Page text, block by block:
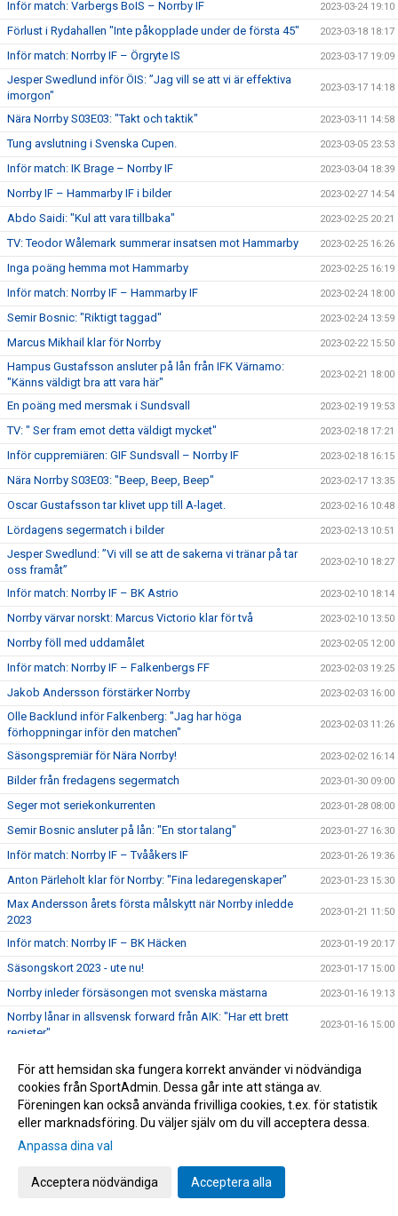
Inför match: Varbergs BoIS – Norrby IF 2023-03-24 19:10
Förlust i Rydahallen "Inte påkopplade under de första 45" 2023-03-18 18:17
Inför match: Norrby IF – Örgryte IS 2023-03-17 19:09
Jesper Swedlund inför ÖIS: ”Jag vill se att vi är effektiva
imorgon"
2023-03-17 14:18
Nära Norrby S03E03: "Takt och taktik" 2023-03-11 14:58
Tung avslutning i Svenska Cupen. 2023-03-05 23:53
Inför match: IK Brage – Norrby IF 2023-03-04 18:39
Norrby IF – Hammarby IF i bilder 2023-02-27 14:54
Abdo Saidi: "Kul att vara tillbaka" 2023-02-25 20:21
TV: Teodor Wålemark summerar insatsen mot Hammarby 2023-02-25 16:26
Inga poäng hemma mot Hammarby 2023-02-25 16:19
Inför match: Norrby IF – Hammarby IF 2023-02-24 18:00
Semir Bosnic: "Riktigt taggad" 2023-02-24 13:59
Marcus Mikhail klar för Norrby 2023-02-22 15:50
Hampus Gustafsson ansluter på lån från IFK Värnamo:
"Känns väldigt bra att vara här"
2023-02-21 18:00
En poäng med mersmak i Sundsvall 2023-02-19 19:53
TV: " Ser fram emot detta väldigt mycket" 2023-02-18 17:21
Inför cuppremiären: GIF Sundsvall – Norrby IF 2023-02-18 16:15
Nära Norrby S03E03: "Beep, Beep, Beep" 2023-02-17 13:35
Oscar Gustafsson tar klivet upp till A-laget. 2023-02-16 10:48
Lördagens segermatch i bilder 2023-02-13 10:51
Jesper Swedlund: ”Vi vill se att de sakerna vi tränar på tar
oss framåt”
2023-02-10 18:27
Inför match: Norrby IF – BK Astrio 2023-02-10 18:14
Norrby värvar norskt: Marcus Victorio klar för två 2023-02-10 13:50
Norrby föll med uddamålet 2023-02-05 12:00
Inför match: Norrby IF – Falkenbergs FF 2023-02-03 19:25
Jakob Andersson förstärker Norrby 2023-02-03 16:00
Olle Backlund inför Falkenberg: "Jag har höga
förhoppningar inför den matchen"
2023-02-03 11:26
Säsongspremiär för Nära Norrby! 2023-02-02 16:14
Bilder från fredagens segermatch 2023-01-30 09:00
Seger mot seriekonkurrenten 2023-01-28 08:00
Semir Bosnic ansluter på lån: "En stor talang" 2023-01-27 16:30
Inför match: Norrby IF – Tvååkers IF 2023-01-26 19:36
Anton Pärleholt klar för Norrby: "Fina ledaregenskaper" 2023-01-23 15:30
Max Andersson årets första målskytt när Norrby inledde
2023
2023-01-21 11:50
Inför match: Norrby IF – BK Häcken 2023-01-19 20:17
Säsongskort 2023 - ute nu! 2023-01-17 15:00
Norrby inleder försäsongen mot svenska mästarna 2023-01-16 19:13
Norrby lånar in allsvensk forward från AIK: "Har ett brett
register"
2023-01-16 15:00
mot Ahlafors
2023-01-12 13:35
Teo Helge tar klivet upp till A-laget: "Väldigt roligt och
inspirerande"
2023-01-11 12:55
Bilder från årets första träning
Victor Astor förstärker Norrby IF
Träningsstart 2023
För att hemsidan ska fungera korrekt använder vi nödvändiga
cookies från SportAdmin. Dessa går inte att stänga av.
Föreningen kan också använda frivilliga cookies, t.ex. för statistik
eller marknadsföring. Du väljer själv om du vill acceptera dessa.
Anpassa dina val
Acceptera nödvändiga Acceptera alla